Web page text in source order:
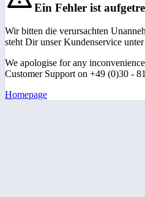
Ein Fehler ist
Wir bitten die verursachten
steht Dir unser Kundenservice
We apologise for any
Customer Support on +49 (0)30 -
Homepage